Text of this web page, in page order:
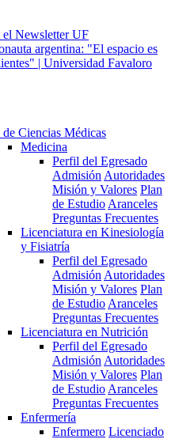
el Newsletter UF
de Ciencias Médicas
Medicina
Perfil del Egresado
Admisión Autoridades
Misión y Valores Plan
de Estudio Aranceles
Preguntas Frecuentes
Licenciatura en Kinesiología
y Fisiatría
Perfil del Egresado
Admisión Autoridades
Misión y Valores Plan
de Estudio Aranceles
Preguntas Frecuentes
Licenciatura en Nutrición
Perfil del Egresado
Admisión Autoridades
Misión y Valores Plan
de Estudio Aranceles
Preguntas Frecuentes
Enfermería
Enfermero Licenciado